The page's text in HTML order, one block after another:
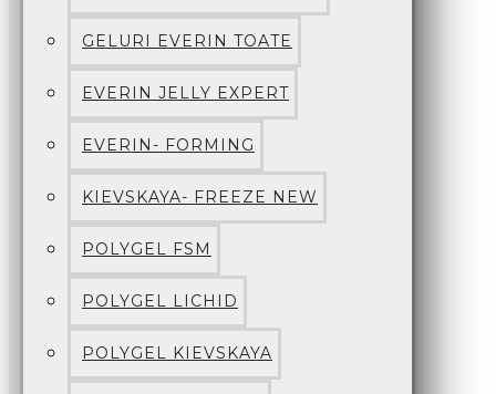
GELURI EVERIN TOATE
EVERIN JELLY EXPERT
EVERIN- FORMING
KIEVSKAYA- FREEZE NEW
POLYGEL FSM
POLYGEL LICHID
POLYGEL KIEVSKAYA